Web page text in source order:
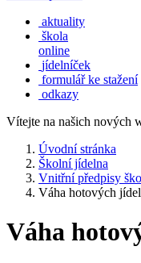
aktuality
škola
online
jídelníček
formulář ke stažení
odkazy
Vítejte na našich nových
Úvodní stránka
Školní jídelna
Vnitřní předpisy
Váha hotových jídel
Váha